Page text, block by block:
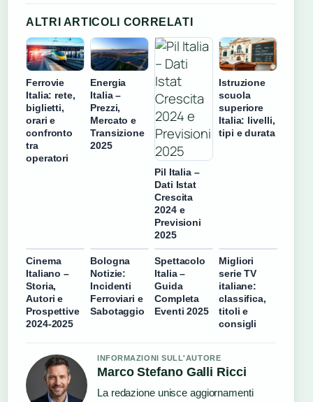
ALTRI ARTICOLI CORRELATI
Ferrovie
Italia: rete,
biglietti,
orari e
confronto
tra
operatori
Energia
Italia –
Prezzi,
Mercato e
Transizione
2025
Pil Italia –
Dati Istat
Crescita
2024 e
Previsioni
2025
Istruzione
scuola
superiore
Italia: livelli,
tipi e durata
Cinema
Italiano –
Storia,
Autori e
Prospettive
2024-2025
Bologna
Notizie:
Incidenti
Ferroviari e
Sabotaggio
Spettacolo
Italia –
Guida
Completa
Eventi 2025
Migliori
serie TV
italiane:
classifica,
titoli e
consigli
INFORMAZIONI SULL'AUTORE
Marco Stefano Galli Ricci
La redazione unisce aggiornamenti